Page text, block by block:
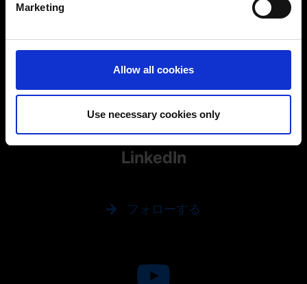
Find out more about how your personal data is processed
You can change or revoke your consent at any time.
Imprint|Data protection |Disclaimer of liability
Marketing
Allow all cookies
Use necessary cookies only
フォローする
LinkedIn
フォローする